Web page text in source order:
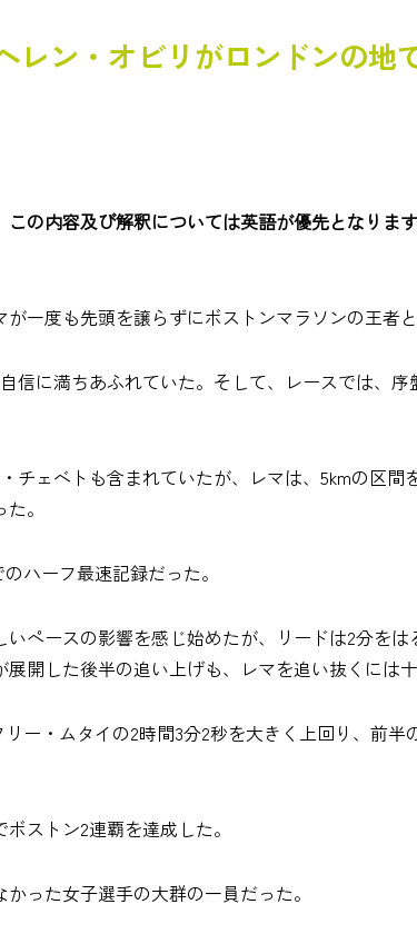
ン・オビリがロンドンの地
の内容及び解釈については英語が優先となります
一度も先頭を譲らずにボストンマラソンの王者
信に満ちあふれていた。そして、レースでは、
チェベトも含まれていたが、レマは、5kmの区
。
ハーフ最速記録だった。
ペースの影響を感じ始めたが、リードは2分を
開した後半の追い上げも、レマを追い抜くには
ー・ムタイの2時間3分2秒を大きく上回り、前
ストン2連覇を達成した。
った女子選手の大群の一員だった。